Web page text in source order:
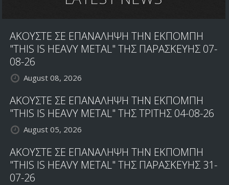
ΑΚΟΥΣΤΕ ΣΕ ΕΠΑΝΑΛΗΨΗ ΤΗΝ ΕΚΠΟΜΠΗ
"THIS IS HEAVY METAL" ΤΗΣ ΠΑΡΑΣΚΕΥΗΣ 07-
08-26
August 08, 2026
ΑΚΟΥΣΤΕ ΣΕ ΕΠΑΝΑΛΗΨΗ ΤΗΝ ΕΚΠΟΜΠΗ
"THIS IS HEAVY METAL" ΤΗΣ ΤΡΙΤΗΣ 04-08-26
August 05, 2026
ΑΚΟΥΣΤΕ ΣΕ ΕΠΑΝΑΛΗΨΗ ΤΗΝ ΕΚΠΟΜΠΗ
"THIS IS HEAVY METAL" ΤΗΣ ΠΑΡΑΣΚΕΥΗΣ 31-
07-26